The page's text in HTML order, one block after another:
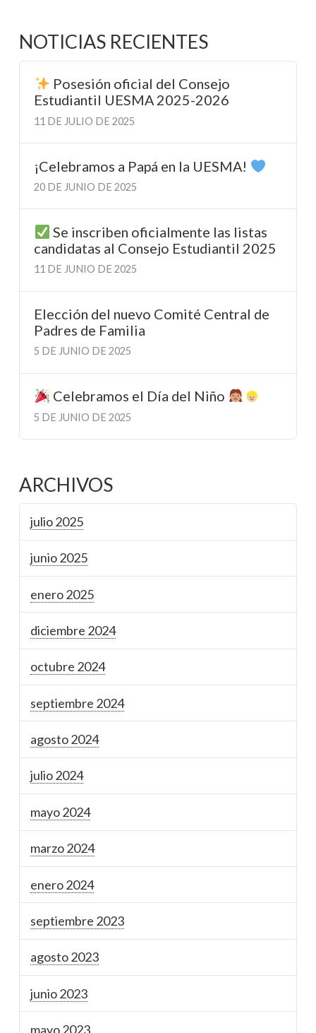
NOTICIAS RECIENTES
Posesión oficial del Consejo
Estudiantil UESMA 2025-2026
11 DE JULIO DE 2025
¡Celebramos a Papá en la UESMA!
20 DE JUNIO DE 2025
Se inscriben oficialmente las listas
candidatas al Consejo Estudiantil 2025
11 DE JUNIO DE 2025
Elección del nuevo Comité Central de
Padres de Familia
5 DE JUNIO DE 2025
Celebramos el Día del Niño
5 DE JUNIO DE 2025
ARCHIVOS
julio 2025
junio 2025
enero 2025
diciembre 2024
octubre 2024
septiembre 2024
agosto 2024
julio 2024
mayo 2024
marzo 2024
enero 2024
septiembre 2023
agosto 2023
junio 2023
mayo 2023